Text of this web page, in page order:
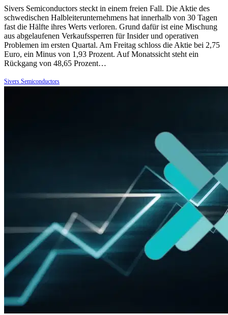
Sivers Semiconductors steckt in einem freien Fall. Die Aktie des
schwedischen Halbleiterunternehmens hat innerhalb von 30 Tagen
fast die Hälfte ihres Werts verloren. Grund dafür ist eine Mischung
aus abgelaufenen Verkaufssperren für Insider und operativen
Problemen im ersten Quartal. Am Freitag schloss die Aktie bei 2,75
Euro, ein Minus von 1,93 Prozent. Auf Monatssicht steht ein
Rückgang von 48,65 Prozent…
Sivers Semiconductors